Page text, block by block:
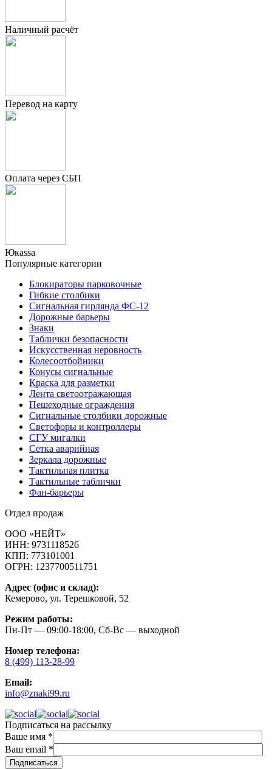
Наличный расчёт
Перевод на карту
Оплата через СБП
Юкаssа
Популярные категории
Блокираторы парковочные
Гибкие столбики
Сигнальная гирлянда ФС-12
Дорожные барьеры
Знаки
Таблички безопасности
Искусственная неровность
Колесоотбойники
Конусы сигнальные
Краска для разметки
Лента светоотражающая
Пешеходные ограждения
Сигнальные столбики дорожные
Светофоры и контроллеры
СГУ мигалки
Cетка аварийная
Зеркала дорожные
Тактильная плитка
Тактильные таблички
Фан-барьеры
Отдел продаж
ООО «НЕЙТ»
ИНН: 9731118526
КПП: 773101001
ОГРН: 1237700511751
Адрес (офис и склад):
Кемерово, ул. Терешковой, 52
Режим работы:
Пн-Пт — 09:00-18:00, Сб-Вс — выходной
Номер телефона:
8 (499) 113-28-99
Email:
info@znaki99.ru
Подписаться на рассылку
Ваше имя *
Ваш email *